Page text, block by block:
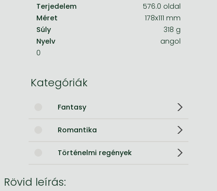
Terjedelem
576.0 oldal
Méret
178x111 mm
Súly
318 g
Nyelv
angol
0
Kategóriák
Fantasy
Romantika
Történelmi regények
Rövid leírás: